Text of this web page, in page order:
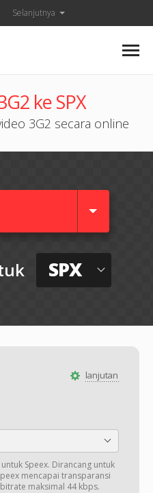
Selanjutnya
ke SPX
3G2 secara online
SPX
lanjutan
Speex. Dirancang untuk
mencapai transparansi
maksimal 44 kbps.